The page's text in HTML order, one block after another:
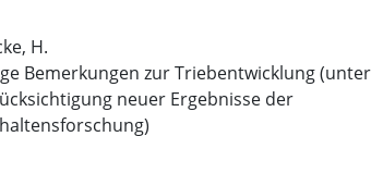
H.
Bemerkungen zur Triebentwicklung (unter
neuer Ergebnisse der